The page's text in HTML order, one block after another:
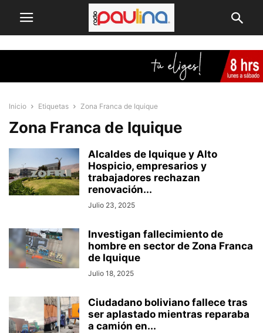
Inicio Etiquetas Zona Franca de Iquique
Zona Franca de Iquique
Alcaldes de Iquique y Alto
Hospicio, empresarios y
trabajadores rechazan
renovación...
Julio 23, 2025
Investigan fallecimiento de
hombre en sector de Zona Franca
de Iquique
Julio 18, 2025
Ciudadano boliviano fallece tras
ser aplastado mientras reparaba
a camión en...